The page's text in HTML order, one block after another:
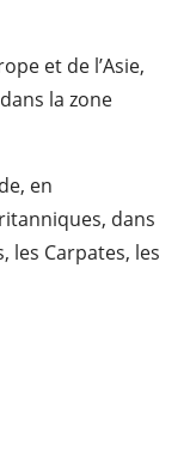
et de l’Asie,
la zone
en
dans
les Carpates, les